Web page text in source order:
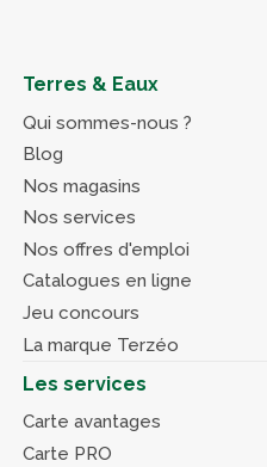
Terres & Eaux
Qui sommes-nous ?
Blog
Nos magasins
Nos services
Nos offres d'emploi
Catalogues en ligne
Jeu concours
La marque Terzéo
Les services
Carte avantages
Carte PRO